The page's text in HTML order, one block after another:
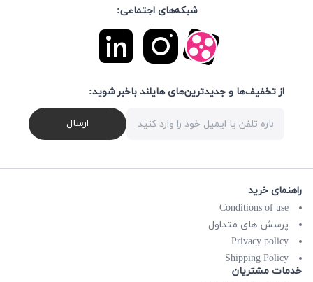
شبکه‌های اجتماعی:
از تخفیف‌ها و جدیدترین‌های هایلند باخبر شوید:
ارسال
راهنمای خرید
Conditions of use
پرسش های متداول
Privacy policy
Shipping Policy
خدمات مشتریان